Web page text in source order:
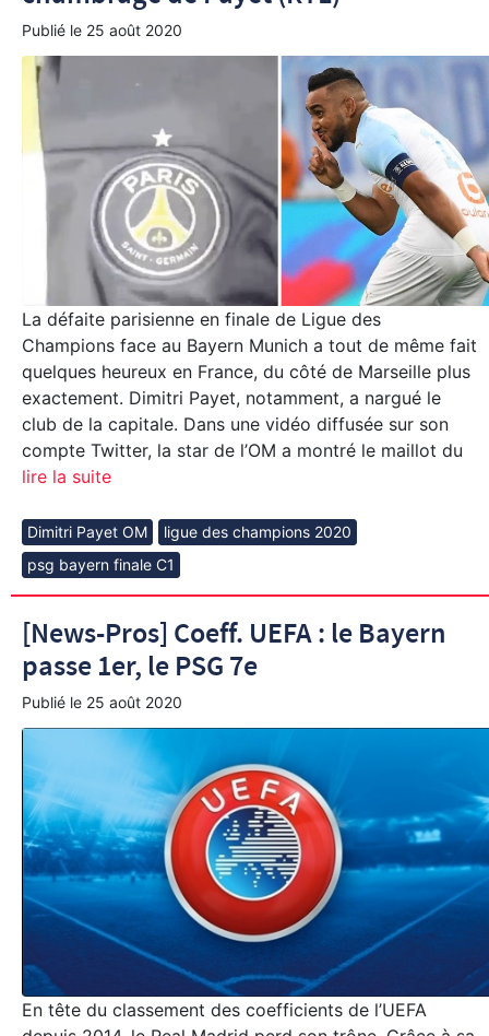
Publié le 25 août 2020
La défaite parisienne en finale de Ligue des
Champions face au Bayern Munich a tout de même fait
quelques heureux en France, du côté de Marseille plus
exactement. Dimitri Payet, notamment, a nargué le
club de la capitale. Dans une vidéo diffusée sur son
compte Twitter, la star de l’OM a montré le maillot du
lire la suite
Dimitri Payet OM
ligue des champions 2020
psg bayern finale C1
[News-Pros] Coeff. UEFA : le Bayern
passe 1er, le PSG 7e
Publié le 25 août 2020
En tête du classement des coefficients de l’UEFA